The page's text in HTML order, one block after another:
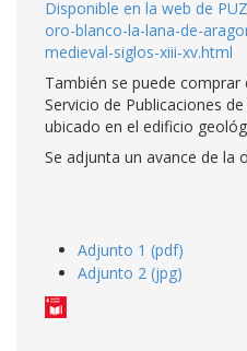
Disponible en la web de
oro-blanco-la-lana-de-
medieval-siglos-xiii-xv.html
También se puede
Servicio de Publicaciones
ubicado en el edificio
Se adjunta un avance de la
Adjunto 1 (pdf)
Adjunto 2 (jpg)